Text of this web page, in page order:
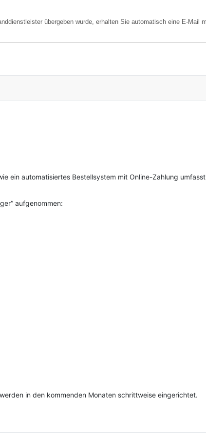
ein automatisiertes Bestellsystem mit Online-Zahlung
aufgenommen:
in den kommenden Monaten schrittweise eingerichtet.
übergeben wurde, erhalten Sie automatisch eine E-Mail